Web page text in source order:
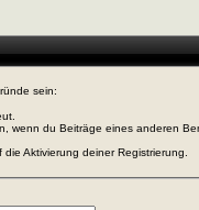
sein:
wenn du Beiträge eines anderen
Aktivierung deiner Registrierung.